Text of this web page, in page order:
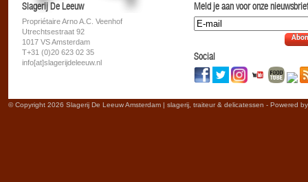
Slagerij De Leeuw
Propriétaire Arno A.C. Veenhof
Utrechtsestraat 92
1017 VS Amsterdam
T+31 (0)20 623 02 35
info[at]slagerijdeleeuw.nl
Meld je aan voor onze
Social
© Copyright 2026 Slagerij De Leeuw Amsterdam | slagerij, traiteur & delicatessen - Powered